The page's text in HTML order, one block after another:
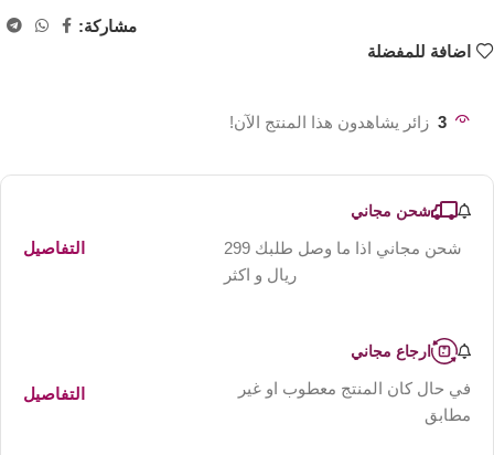
مشاركة:
اضافة للمفضلة
3 زائر يشاهدون هذا المنتج الآن!
شحن مجاني
شحن مجاني اذا ما وصل طلبك 299
ريال و اكثر
التفاصيل
ارجاع مجاني
في حال كان المنتج معطوب او غير
مطابق
التفاصيل